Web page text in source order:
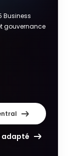
Business
gouvernance
adapté